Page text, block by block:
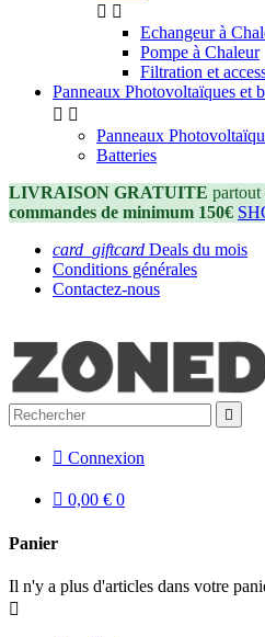
 
Echangeur à
Pompe à Chaleur
Filtration et
Panneaux Photovoltaïques et
 
Panneaux
Batteries
LIVRAISON GRATUITE partout
commandes de minimum 150€
card_giftcard Deals du mois
Conditions générales
Contactez-nous

 Connexion
 0,00 € 0
Panier
Il n'y a plus d'articles dans votre
